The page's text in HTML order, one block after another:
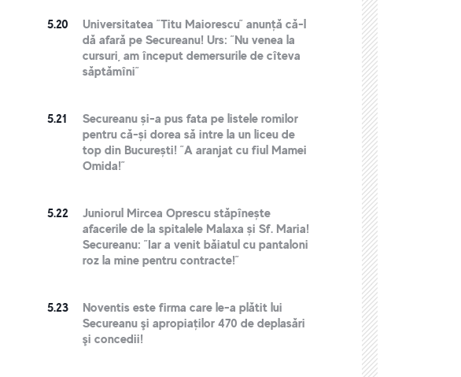
5.20
Universitatea ”Titu Maiorescu” anunță că-l
dă afară pe Secureanu! Urs: ”Nu venea la
cursuri, am început demersurile de cîteva
săptămîni”
5.21
Secureanu și-a pus fata pe listele romilor
pentru că-și dorea să intre la un liceu de
top din București! ”A aranjat cu fiul Mamei
Omida!”
5.22
Juniorul Mircea Oprescu stăpînește
afacerile de la spitalele Malaxa și Sf. Maria!
Secureanu: ”Iar a venit băiatul cu pantaloni
roz la mine pentru contracte!”
5.23
Noventis este firma care le-a plătit lui
Secureanu şi apropiaţilor 470 de deplasări
şi concedii!